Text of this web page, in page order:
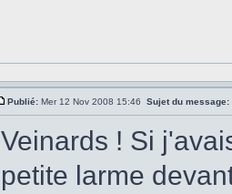
Publié: Mer 12 Nov 2008 15:46 Sujet du message:
Veinards ! Si
petite larme